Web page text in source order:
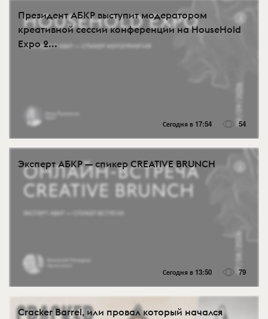
Президент АБКР выступит модератором
креативной сессии конференции на HouseHold
Expo 2...
Сегодня в 17:54 54
Эксперт АБКР — спикер CREATIVE BRUNCH
Сегодня в 13:50 79
Cracker Barrel, или провал который начался